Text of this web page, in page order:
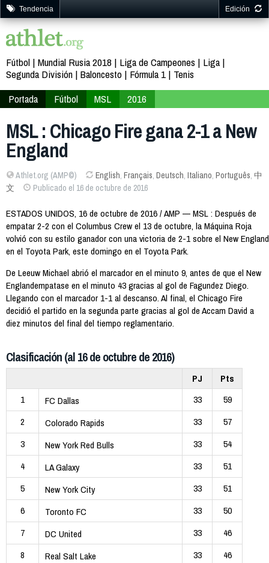
Tendencia Edición
Fútbol Mundial Rusia 2018 Liga de Campeones
Liga
Segunda División Baloncesto Fórmula 1
Tenis
Portada
Fútbol MSL 2016
MSL : Chicago Fire gana 2-1 a New
England
Athlet.org (AMP©) English, Français, Deutsch, Italiano, Português, 中
文
Publicado el 16 de octubre de 2016
ESTADOS UNIDOS, 16 de octubre de 2016 / AMP — MSL : Después de
empatar 2-2 con el Columbus Crew el 13 de octubre, la Máquina Roja
volvió con su estilo ganador con una victoria de 2-1 sobre el New England
en el Toyota Park, este domingo en el Toyota Park.
De Leeuw Michael abrió el marcador en el minuto 9, antes de que el New
Englandempatase en el minuto 43 gracias al gol de Fagundez Diego.
Llegando con el marcador 1-1 al descanso. Al final, el Chicago Fire
decidió el partido en la segunda parte gracias al gol de Accam David a
diez minutos del final del tiempo reglamentario.
Clasificación (al 16 de octubre de 2016)
PJ
Pts
1
FC Dallas 33
59
2
Colorado Rapids 33
57
3
New York Red Bulls 33
54
4
LA Galaxy 33
51
5
New York City 33
51
6
Toronto FC 33
50
7
DC United 33
46
8
Real Salt Lake 33
46